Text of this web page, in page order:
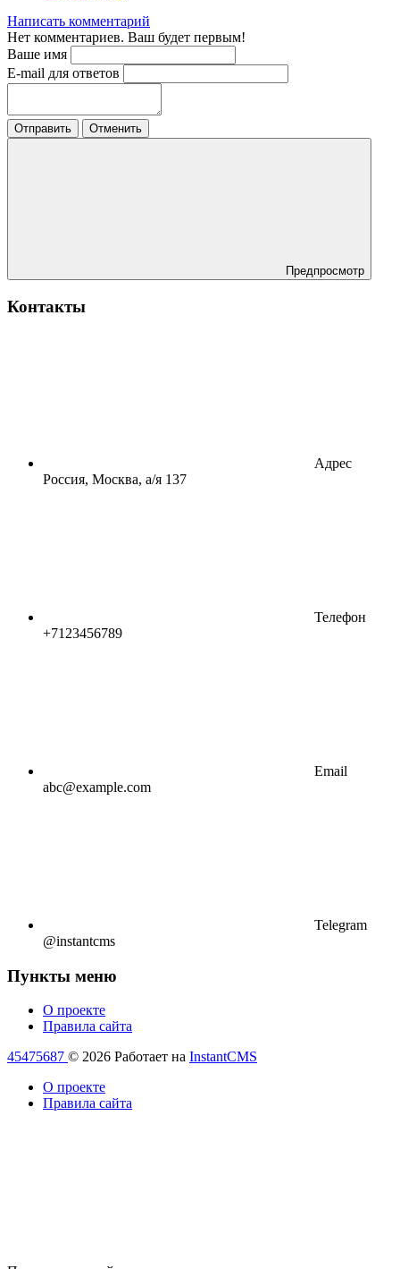
Написать комментарий
Нет комментариев. Ваш будет первым!
Ваше имя
E-mail для ответов
Отправить Отменить
Предпросмотр
Контакты
Адрес
Россия, Москва, а/я 137
Телефон
+7123456789
Email
abc@example.com
Telegram
@instantcms
Пункты меню
О проекте
Правила сайта
45475687 © 2026 Работает на InstantCMS
О проекте
Правила сайта